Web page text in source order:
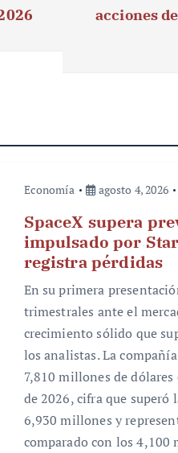
acciones
Economía agosto 4, 2026
SpaceX supera
impulsado por
registra pérdidas
En su primera
trimestrales ante el
crecimiento sólido que
los analistas. La
7,810 millones de
de 2026, cifra que superó
6,930 millones y
comparado con los